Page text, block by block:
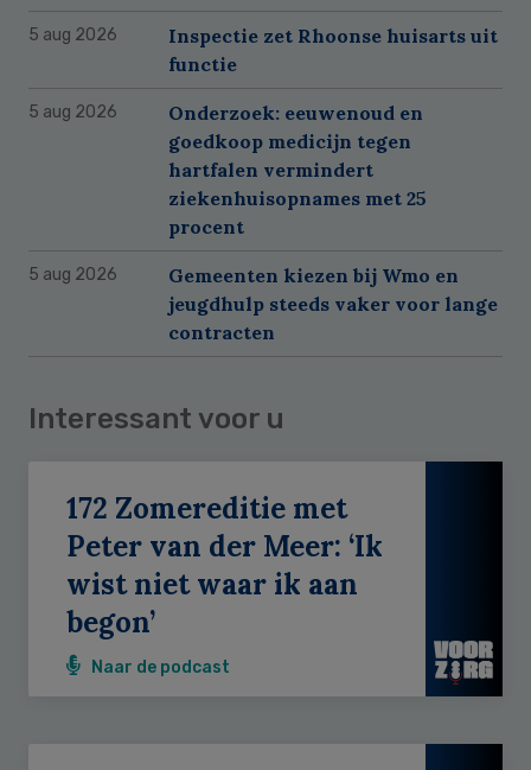
5 aug 2026
Inspectie zet Rhoonse huisarts uit
functie
5 aug 2026
Onderzoek: eeuwenoud en
goedkoop medicijn tegen
hartfalen vermindert
ziekenhuisopnames met 25
procent
5 aug 2026
Gemeenten kiezen bij Wmo en
jeugdhulp steeds vaker voor lange
contracten
Interessant voor u
172 Zomereditie met
Peter van der Meer: ‘Ik
wist niet waar ik aan
begon’
Naar de podcast